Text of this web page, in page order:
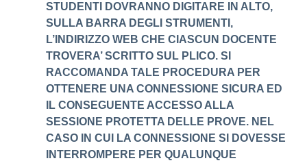
STUDENTI DOVRANNO DIGITARE IN ALTO,
SULLA BARRA DEGLI STRUMENTI,
L’INDIRIZZO WEB CHE CIASCUN DOCENTE
TROVERA’ SCRITTO SUL PLICO. SI
RACCOMANDA TALE PROCEDURA PER
OTTENERE UNA CONNESSIONE SICURA ED
IL CONSEGUENTE ACCESSO ALLA
SESSIONE PROTETTA DELLE PROVE. NEL
CASO IN CUI LA CONNESSIONE SI DOVESSE
INTERROMPERE PER QUALUNQUE